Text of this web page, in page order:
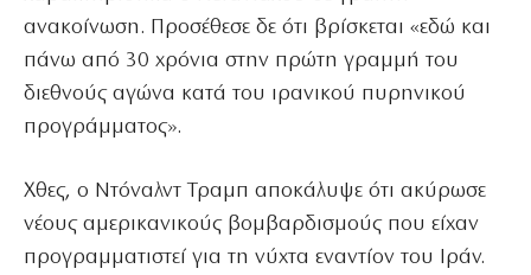
ανακοίνωση. Προσέθεσε δε ότι βρίσκεται «εδώ και
πάνω από 30 χρόνια στην πρώτη γραμμή του
διεθνούς αγώνα κατά του ιρανικού πυρηνικού
προγράμματος».
Χθες, ο Ντόναλντ Τραμπ αποκάλυψε ότι ακύρωσε
νέους αμερικανικούς βομβαρδισμούς που είχαν
προγραμματιστεί για τη νύχτα εναντίον του Ιράν.